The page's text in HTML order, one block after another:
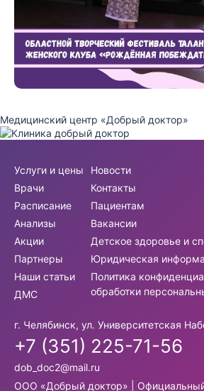
Медицинский центр «Добрый доктор»
Услуги и цены
Врачи
Расписание
Анализы
Акции
Партнеры
Наши статьи
ДМС
Новости
Контакты
Пациентам
Вакансии
Детское здоровье и
Юридическая
Политика
обработки
г. Челябинск, ул. Университетская
+7 (351) 225-71-56
dob_doc2@mail.ru
ООО «Добрый доктор» |